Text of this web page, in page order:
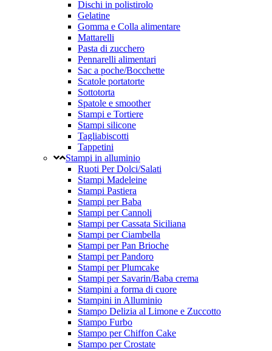
Dischi in polistirolo
Gelatine
Gomma e Colla alimentare
Mattarelli
Pasta di zucchero
Pennarelli alimentari
Sac a poche/Bocchette
Scatole portatorte
Sottotorta
Spatole e smoother
Stampi e Tortiere
Stampi silicone
Tagliabiscotti
Tappetini
Stampi in alluminio
Ruoti Per Dolci/Salati
Stampi Madeleine
Stampi Pastiera
Stampi per Baba
Stampi per Cannoli
Stampi per Cassata Siciliana
Stampi per Ciambella
Stampi per Pan Brioche
Stampi per Pandoro
Stampi per Plumcake
Stampi per Savarin/Baba crema
Stampini a forma di cuore
Stampini in Alluminio
Stampo Delizia al Limone e Zuccotto
Stampo Furbo
Stampo per Chiffon Cake
Stampo per Crostate